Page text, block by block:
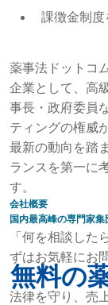
課徴金制
薬事法ドットコ
企業として、高
事長・政府委員
ティングの権威
最新の動向を踏
ランスを第一に
す。
会社概要
国内最高峰の専門家集
「何を相談した
ずはお気軽にお
無料の
法律を守り、売